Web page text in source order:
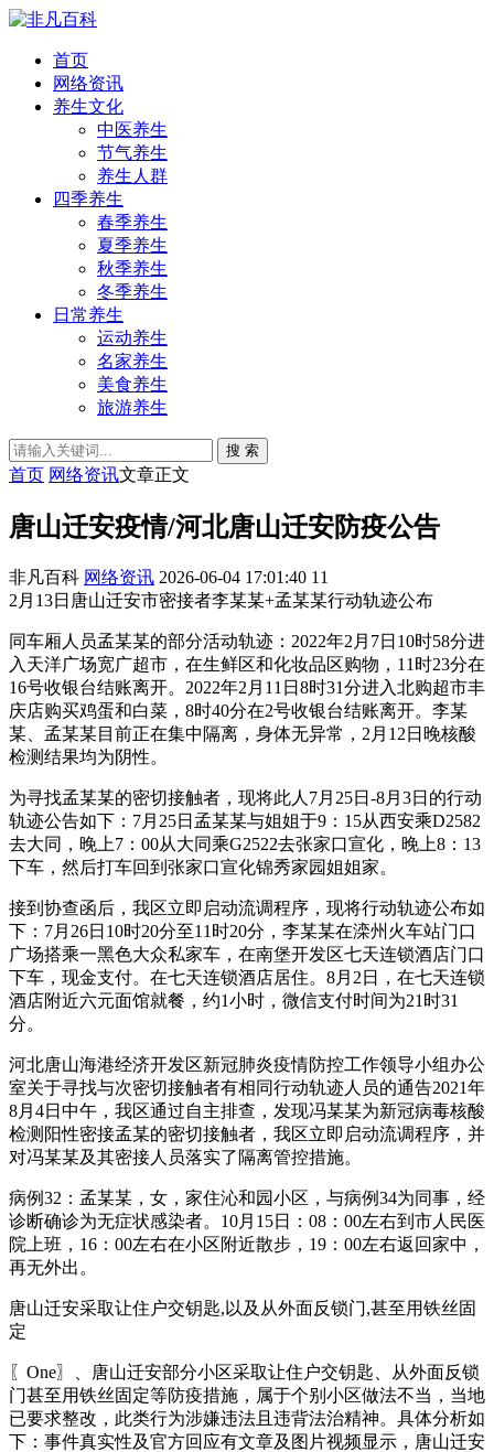
首页
网络资讯
养生文化
中医养生
节气养生
养生人群
四季养生
春季养生
夏季养生
秋季养生
冬季养生
日常养生
运动养生
名家养生
美食养生
旅游养生
搜 索
首页 网络资讯文章正文
唐山迁安疫情/河北唐山迁安防疫公告
非凡百科 网络资讯 2026-06-04 17:01:40 11
2月13日唐山迁安市密接者李某某+孟某某行动轨迹公布
同车厢人员孟某某的部分活动轨迹：2022年2月7日10时58分进
入天洋广场宽广超市，在生鲜区和化妆品区购物，11时23分在
16号收银台结账离开。2022年2月11日8时31分进入北购超市丰
庆店购买鸡蛋和白菜，8时40分在2号收银台结账离开。李某
某、孟某某目前正在集中隔离，身体无异常，2月12日晚核酸
检测结果均为阴性。
为寻找孟某某的密切接触者，现将此人7月25日-8月3日的行动
轨迹公告如下：7月25日孟某某与姐姐于9：15从西安乘D2582
去大同，晚上7：00从大同乘G2522去张家口宣化，晚上8：13
下车，然后打车回到张家口宣化锦秀家园姐姐家。
接到协查函后，我区立即启动流调程序，现将行动轨迹公布如
下：7月26日10时20分至11时20分，李某某在滦州火车站门口
广场搭乘一黑色大众私家车，在南堡开发区七天连锁酒店门口
下车，现金支付。在七天连锁酒店居住。8月2日，在七天连锁
酒店附近六元面馆就餐，约1小时，微信支付时间为21时31
分。
河北唐山海港经济开发区新冠肺炎疫情防控工作领导小组办公
室关于寻找与次密切接触者有相同行动轨迹人员的通告2021年
8月4日中午，我区通过自主排查，发现冯某某为新冠病毒核酸
检测阳性密接孟某的密切接触者，我区立即启动流调程序，并
对冯某某及其密接人员落实了隔离管控措施。
病例32：孟某某，女，家住沁和园小区，与病例34为同事，经
诊断确诊为无症状感染者。10月15日：08：00左右到市人民医
院上班，16：00左右在小区附近散步，19：00左右返回家中，
再无外出。
唐山迁安采取让住户交钥匙,以及从外面反锁门,甚至用铁丝固
定
〖One〗、唐山迁安部分小区采取让住户交钥匙、从外面反锁
门甚至用铁丝固定等防疫措施，属于个别小区做法不当，当地
已要求整改，此类行为涉嫌违法且违背法治精神。具体分析如
下：事件真实性及官方回应有文章及图片视频显示，唐山迁安